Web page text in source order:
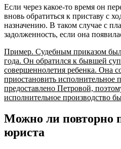
Если через какое-то время он
вновь обратиться к приставу с
назначению. В таком случае с
задолженность, если она
Пример. Судебным приказом
года. Он обратился к бывшей
совершеннолетия ребенка. Она
приостановить исполнительное
предоставлено Петровой,
исполнительное производство
Можно ли повторно
юриста